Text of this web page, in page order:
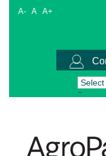
A- A A+